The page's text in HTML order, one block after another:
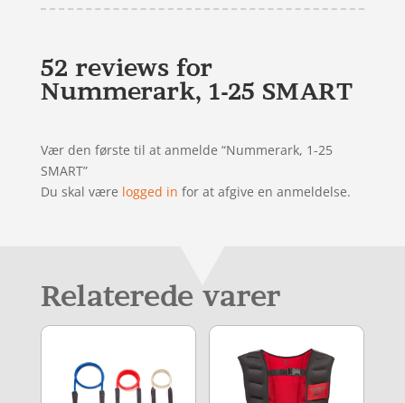
52 reviews for
Nummerark, 1-25 SMART
Vær den første til at anmelde “Nummerark, 1-25
SMART”
Du skal være logged in for at afgive en anmeldelse.
Relaterede varer